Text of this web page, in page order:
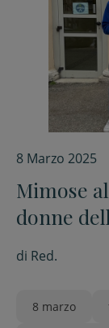
8 Marzo 2025
Mimose
donne
di Red.
8 marzo